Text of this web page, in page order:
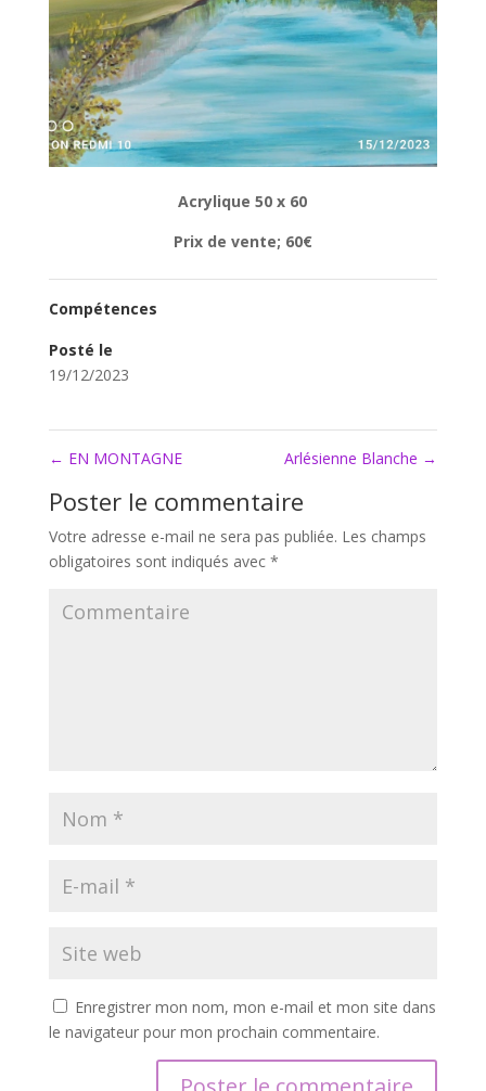
Acrylique 50 x 60
Prix de vente; 60€
Compétences
Posté le
19/12/2023
← EN MONTAGNE Arlésienne Blanche →
Poster le commentaire
Votre adresse e-mail ne sera pas publiée. Les champs
obligatoires sont indiqués avec *
Enregistrer mon nom, mon e-mail et mon site dans
le navigateur pour mon prochain commentaire.